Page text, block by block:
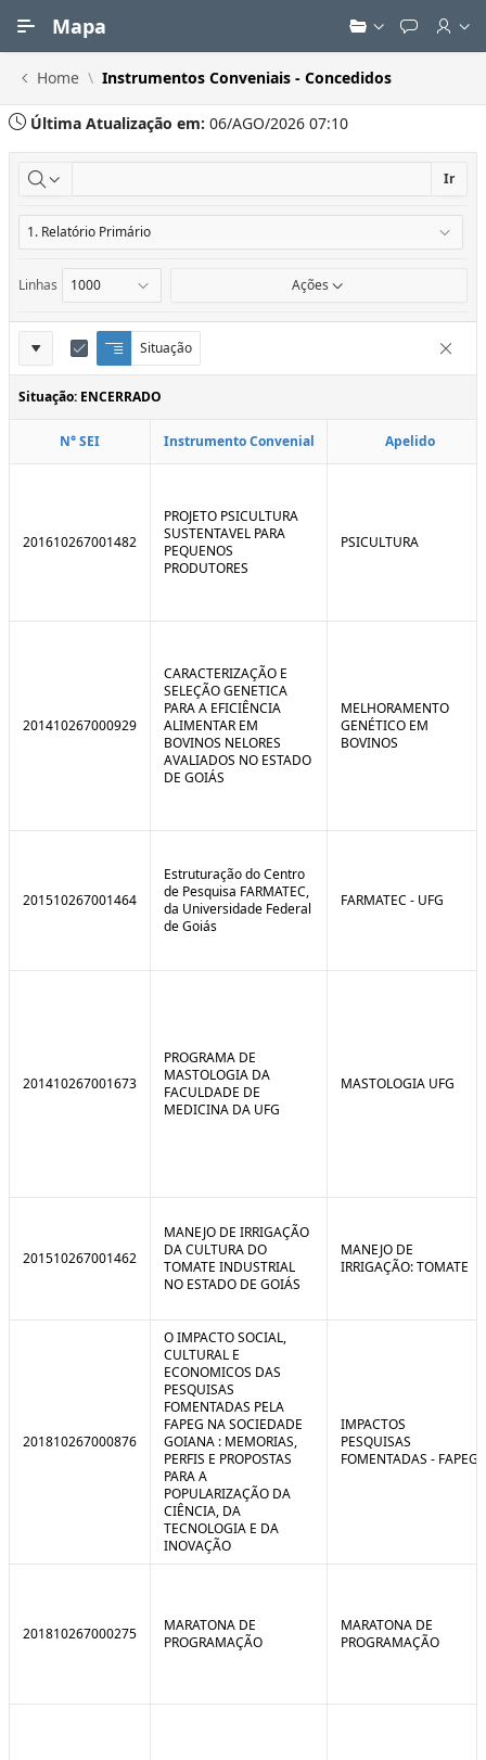
Mapa
Home Instrumentos Conveniais - Concedidos
Última Atualização em: 06/AGO/2026 07:10
Ir
Linhas Ações
Definições
do
Relatório
Situação
Q
u
e
b
E
d
i
t
Situação: ENCERRADO
N° SEI Instrumento Convenial Apelido
201610267001482
PROJETO PSICULTURA
SUSTENTAVEL PARA
PEQUENOS
PRODUTORES
PSICULTURA
201410267000929
CARACTERIZAÇÃO E
SELEÇÃO GENETICA
PARA A EFICIÊNCIA
ALIMENTAR EM
BOVINOS NELORES
AVALIADOS NO ESTADO
DE GOIÁS
MELHORAMENTO
GENÉTICO EM
BOVINOS
201510267001464
Estruturação do Centro
de Pesquisa FARMATEC,
da Universidade Federal
de Goiás
FARMATEC - UFG
201410267001673
PROGRAMA DE
MASTOLOGIA DA
FACULDADE DE
MEDICINA DA UFG
MASTOLOGIA UFG
201510267001462
MANEJO DE IRRIGAÇÃO
DA CULTURA DO
TOMATE INDUSTRIAL
NO ESTADO DE GOIÁS
MANEJO DE
IRRIGAÇÃO: TOMATE
201810267000876
O IMPACTO SOCIAL,
CULTURAL E
ECONOMICOS DAS
PESQUISAS
FOMENTADAS PELA
FAPEG NA SOCIEDADE
GOIANA : MEMORIAS,
PERFIS E PROPOSTAS
PARA A
POPULARIZAÇÃO DA
CIÊNCIA, DA
TECNOLOGIA E DA
INOVAÇÃO
IMPACTOS
PESQUISAS
FOMENTADAS - FAPEG
201810267000275
MARATONA DE
PROGRAMAÇÃO
MARATONA DE
PROGRAMAÇÃO